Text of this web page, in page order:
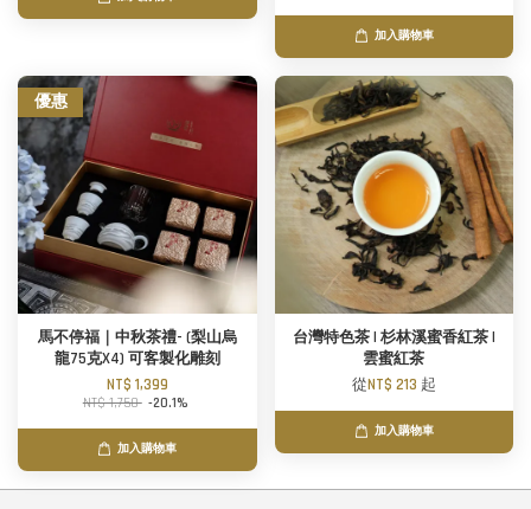
加入購物車
優惠
馬不停福｜中秋茶禮- (梨山烏
龍75克X4) 可客製化雕刻
NT$ 1,399
NT$ 1,750 -20.1%
加入購物車
台灣特色茶 | 杉林溪蜜香紅茶 |
雲蜜紅茶
從NT$ 213 起
加入購物車